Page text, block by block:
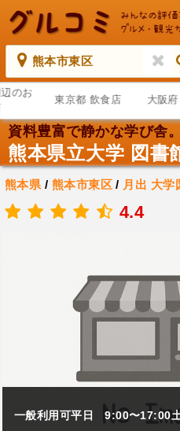
熊本市東区
のお
東京都 飲食店 大阪
資料豊富で静かな学び舎。
熊本県立大学 図書
熊本県 / 熊本市東区/ 月出 大学
4.4
一般利用可平日 9:00〜17:00